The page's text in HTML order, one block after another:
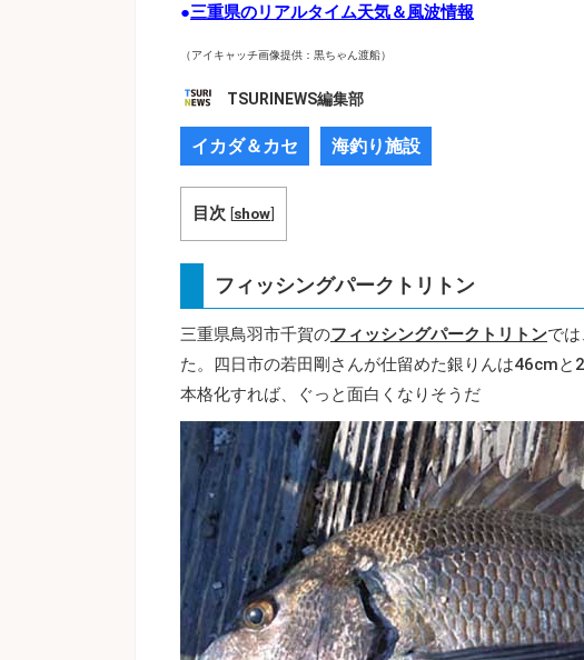
●三重県のリアルタイム天気＆風波情報
（アイキャッチ画像提供：黒ちゃん渡船）
TSURINEWS編集部
イカダ＆カセ 海釣り施設
目次 [show]
フィッシングパークトリトン
三重県鳥羽市千賀のフィッシングパークトリトンで
た。四日市の若田剛さんが仕留めた銀りんは46cm
本格化すれば、ぐっと面白くなりそうだ